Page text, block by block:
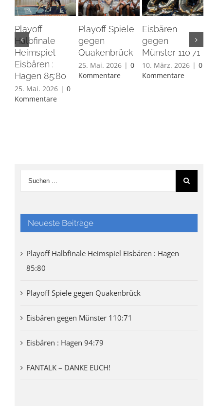
Playoff
Halbfinale
Heimspiel
Eisbären :
Hagen 85:80
25. Mai. 2026 | 0
Kommentare
Playoff Spiele
gegen
Quakenbrück
25. Mai. 2026 | 0
Kommentare
Eisbären
gegen
Münster 110:71
10. März. 2026 | 0
Kommentare
Neueste Beiträge
Playoff Halbfinale Heimspiel Eisbären : Hagen
85:80
Playoff Spiele gegen Quakenbrück
Eisbären gegen Münster 110:71
Eisbären : Hagen 94:79
FANTALK – DANKE EUCH!